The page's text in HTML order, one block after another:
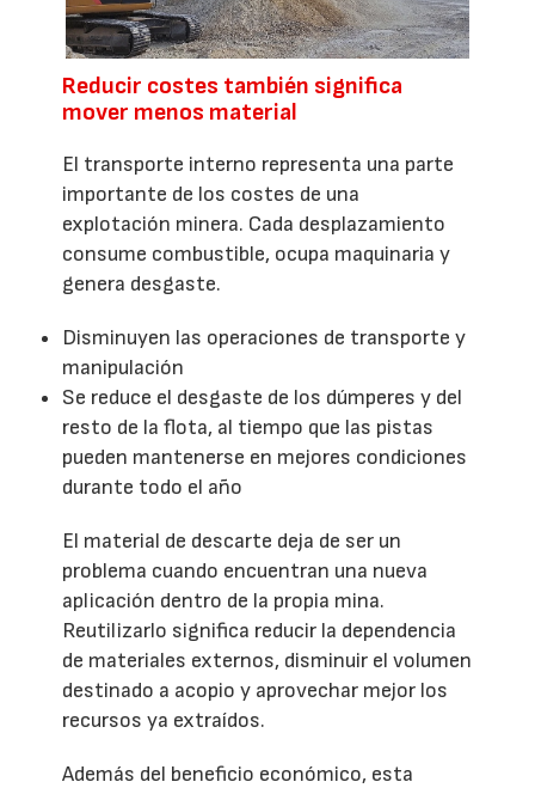
Reducir costes también significa
mover menos material
El transporte interno representa una parte
importante de los costes de una
explotación minera. Cada desplazamiento
consume combustible, ocupa maquinaria y
genera desgaste.
Disminuyen las operaciones de transporte y
manipulación
Se reduce el desgaste de los dúmperes y del
resto de la flota, al tiempo que las pistas
pueden mantenerse en mejores condiciones
durante todo el año
El material de descarte deja de ser un
problema cuando encuentran una nueva
aplicación dentro de la propia mina.
Reutilizarlo significa reducir la dependencia
de materiales externos, disminuir el volumen
destinado a acopio y aprovechar mejor los
recursos ya extraídos.
Además del beneficio económico, esta